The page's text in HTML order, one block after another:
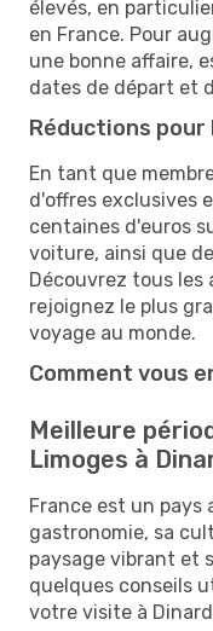
élevés, en
en France. Pour
une bonne affaire,
dates de départ et
Réductions pour
En tant que
d'offres exclusives
centaines d'euros
voiture, ainsi que
Découvrez tous les
rejoignez le plus
voyage au monde.
Comment vous
Meilleure
Limoges à
France est un
gastronomie, sa
paysage vibrant et
quelques conseils
votre visite à